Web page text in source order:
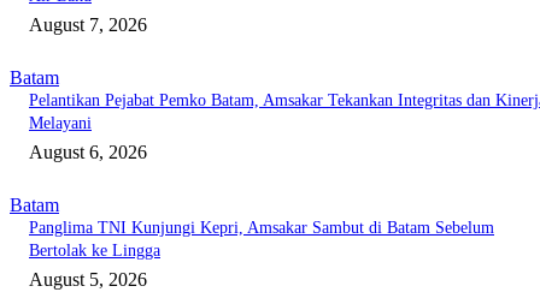
August 7, 2026
Batam
Pelantikan Pejabat Pemko Batam, Amsakar Tekankan Integritas dan
Melayani
August 6, 2026
Batam
Panglima TNI Kunjungi Kepri, Amsakar Sambut di Batam Sebelum
Bertolak ke Lingga
August 5, 2026